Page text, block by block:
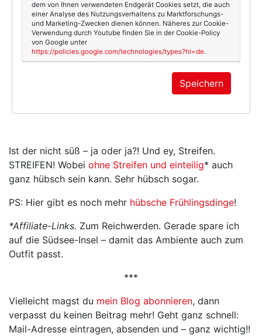
* von City Chic, gesehen bei
Ist der nicht süß – ja oder ja?! Und ey, Streifen.
STREIFEN! Wobei ohne Streifen und einteilig* auch
ganz hübsch sein kann. Sehr hübsch sogar.
PS: Hier gibt es noch mehr hübsche Frühlingsdinge!
*Affiliate-Links. Zum Reichwerden. Gerade spare ich
auf die Südsee-Insel – damit das Ambiente auch zum
Outfit passt.
***
Vielleicht magst du mein Blog abonnieren, dann
verpasst du keinen Beitrag mehr! Geht ganz schnell:
Mail-Adresse eintragen, absenden und – ganz wichtig!!
dem von Ihnen verwendeten Endgerät Cookies setzt, die auch
einer Analyse des Nutzungsverhaltens zu Marktforschungs-
und Marketing-Zwecken dienen können. Näheres zur Cookie-
Verwendung durch Youtube finden Sie in der Cookie-Policy
von Google unter
https://policies.google.com/technologies/types?hl=de.
Speichern